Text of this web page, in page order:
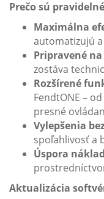
Prečo sú
Maximálna
automatizujú
Pripravené
zostáva
Rozšírené
FendtONE –
presné
Vylepšenia
spoľahlivosť a
Úspora
Aktualizácia